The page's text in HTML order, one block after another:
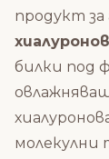
продукт за
билки под
молекулни